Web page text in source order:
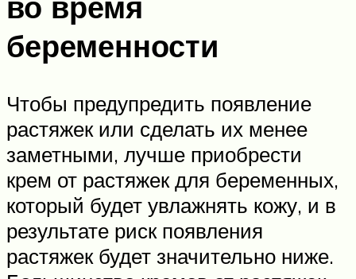
беременности
Чтобы предупредить появление
растяжек или сделать их менее
заметными, лучше приобрести
крем от растяжек для беременных,
который будет увлажнять кожу, и в
результате риск появления
растяжек будет значительно ниже.